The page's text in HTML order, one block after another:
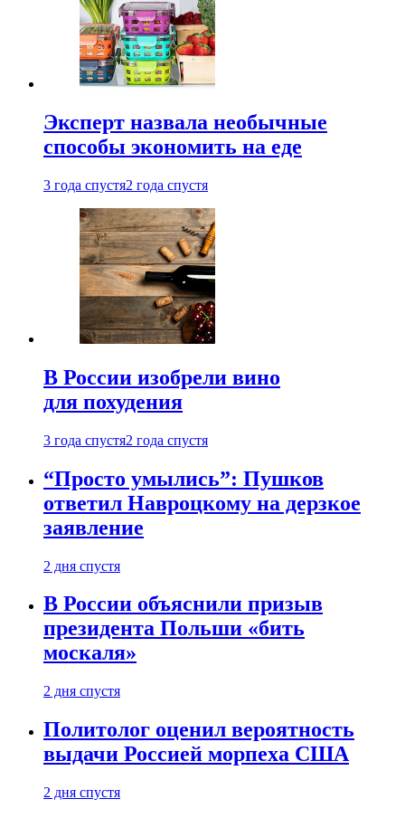
Эксперт назвала необычные
способы экономить на еде
3 года спустя2 года спустя
В России изобрели вино
для похудения
3 года спустя2 года спустя
“Просто умылись”: Пушков
ответил Навроцкому на дерзкое
заявление
2 дня спустя
В России объяснили призыв
президента Польши «бить
москаля»
2 дня спустя
Политолог оценил вероятность
выдачи Россией морпеха США
2 дня спустя